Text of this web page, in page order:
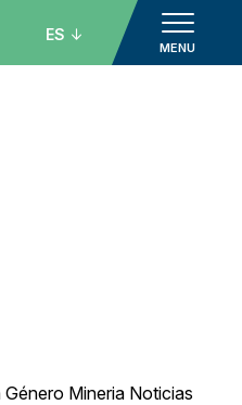
MENU
ES
Mineria Noticias